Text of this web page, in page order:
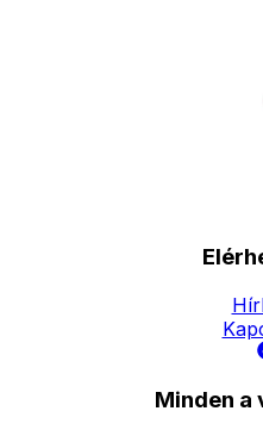
Minden a